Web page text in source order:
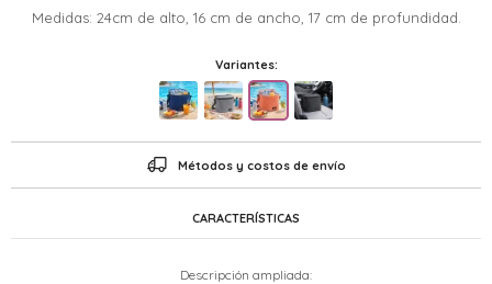
Medidas: 24cm de alto, 16 cm de ancho, 17 cm de profundidad.
Variantes:
Métodos y costos de envío
CARACTERÍSTICAS
Descripción ampliada: